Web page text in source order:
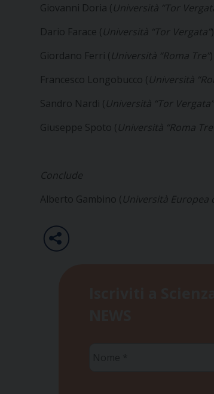
Giovanni Doria (Università “Tor
Dario Farace (Università “Tor Vergata”)
Giordano Ferri (Università “Roma Tre”)
Francesco Longobucco (Università
Sandro Nardi (Università “Tor Vergata”
Giuseppe Spoto (Università “Roma
Conclude
Alberto Gambino (Università Europea